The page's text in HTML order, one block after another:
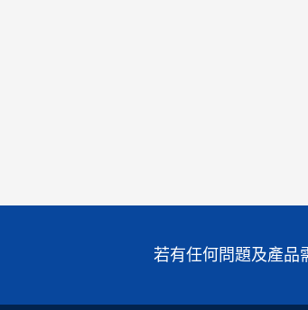
若有任何問題及產品